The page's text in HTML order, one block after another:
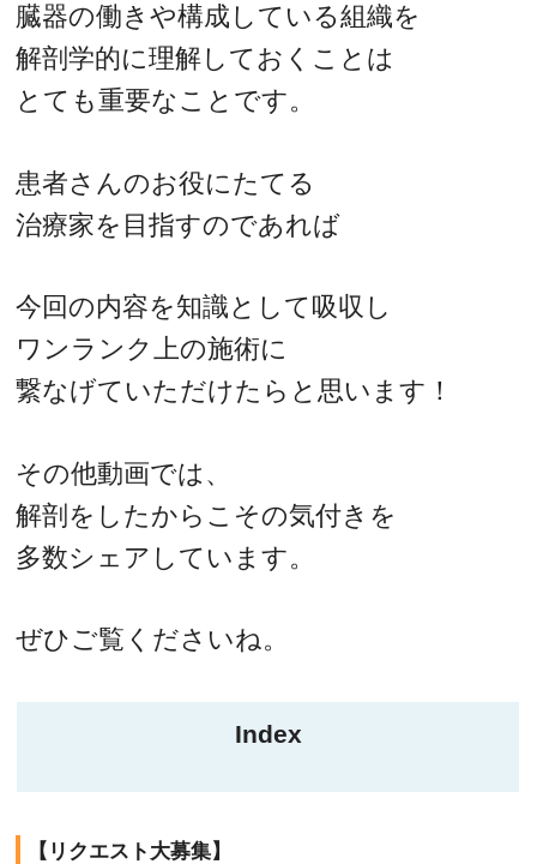
臓器の働きや構成している組織を
解剖学的に理解しておくことは
とても重要なことです。
患者さんのお役にたてる
治療家を目指すのであれば
今回の内容を知識として吸収し
ワンランク上の施術に
繋なげていただけたらと思います！
その他動画では、
解剖をしたからこその気付きを
多数シェアしています。
ぜひご覧くださいね。
Index
【リクエスト大募集】